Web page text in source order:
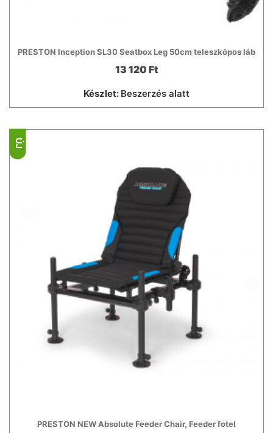
PRESTON Inception SL30 Seatbox Leg 50cm teleszkópos láb
13 120 Ft
Készlet: Beszerzés alatt
PRESTON NEW Absolute Feeder Chair, Feeder fotel
ÚJ